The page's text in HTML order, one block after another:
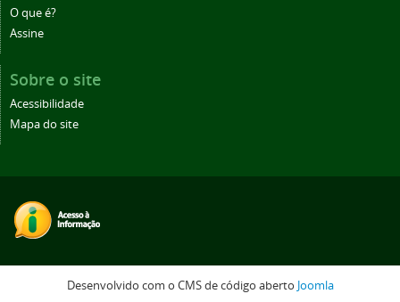
O que é?
Assine
Sobre o site
Acessibilidade
Mapa do site
Desenvolvido com o CMS de código aberto Joomla